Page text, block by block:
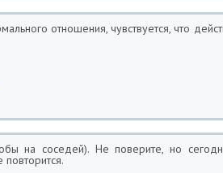
отношения, чувствуется, что
на соседей). Не поверите, но